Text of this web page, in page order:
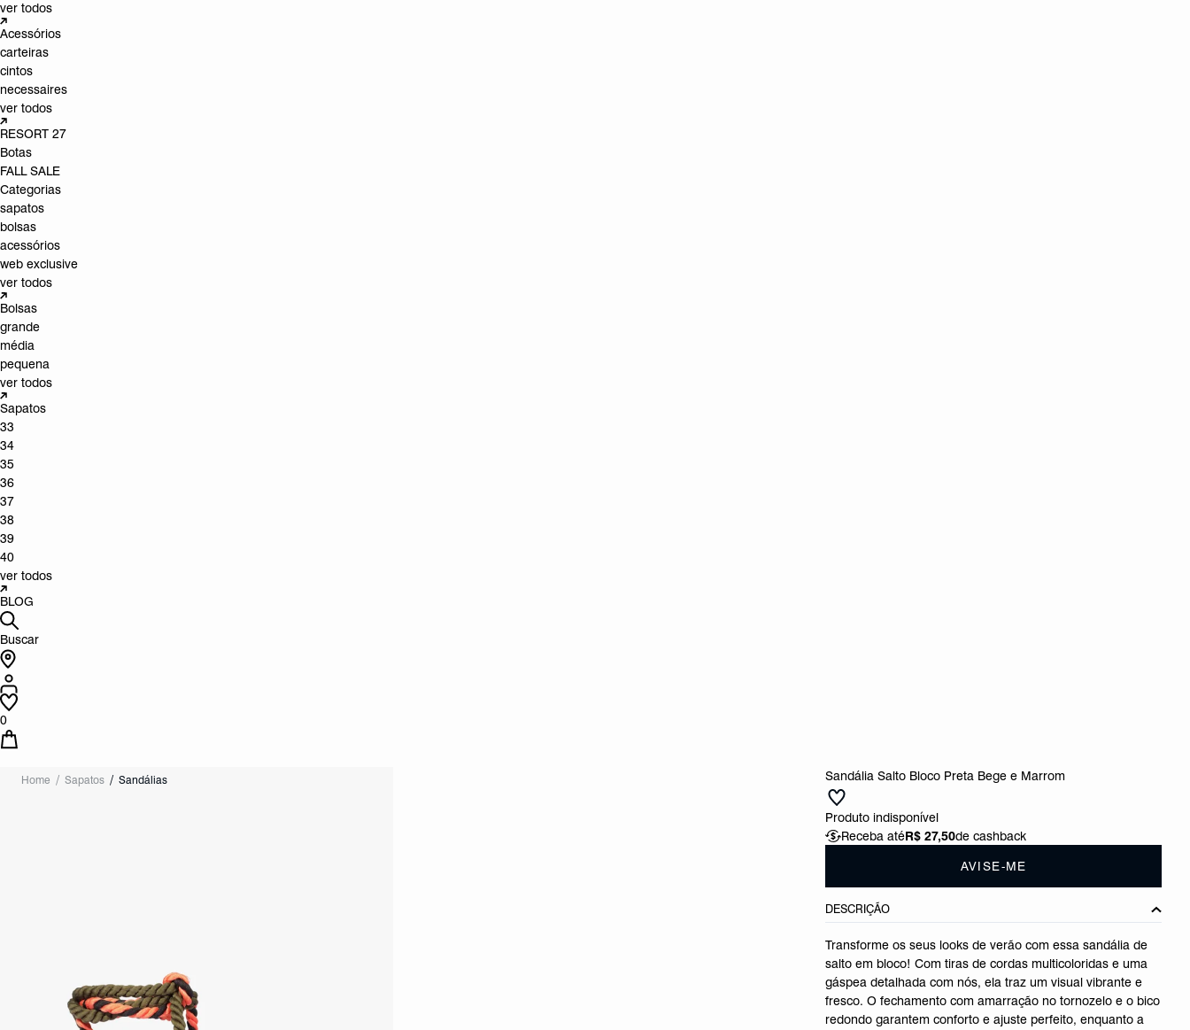
ver todos
Acessórios
carteiras
cintos
necessaires
ver todos
RESORT 27
Botas
FALL SALE
Categorias
sapatos
bolsas
acessórios
web exclusive
ver todos
Bolsas
grande
média
pequena
ver todos
Sapatos
33
34
35
36
37
38
39
40
ver todos
BLOG
Buscar
0
Home Sapatos Sandálias Sandália Salto Bloco Preta Bege e Marrom
Produto indisponível
Receba atéR$ 27,50de cashback
AVISE-ME
DESCRIÇÃO
Transforme os seus looks de verão com essa sandália de
salto em bloco! Com tiras de cordas multicoloridas e uma
gáspea detalhada com nós, ela traz um visual vibrante e
fresco. O fechamento com amarração no tornozelo e o bico
redondo garantem conforto e ajuste perfeito, enquanto a